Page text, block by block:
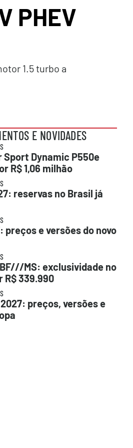
PHEV
1.5 turbo a
E NOVIDADES
Sport Dynamic P550e
R$ 1,06 milhão
reservas no Brasil já
preços e versões do novo
MS: exclusividade no
R$ 339.990
preços, versões e